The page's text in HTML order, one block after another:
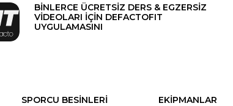
BİNLERCE ÜCRETSİZ DERS & EGZERSİZ
VİDEOLARI İÇİN DEFACTOFIT
UYGULAMASINI
SPORCU BESİNLERİ
EKİPMANLAR